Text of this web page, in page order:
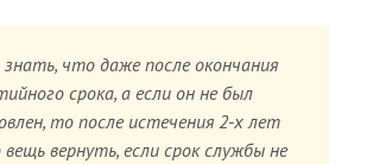
что даже после окончания
срока, а если он не был
то после истечения 2-х лет
вернуть, если срок службы не